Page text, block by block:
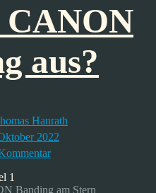
CANON
aus?
Hanrath
2022
zu
Wie
CANON
Banding am Stern